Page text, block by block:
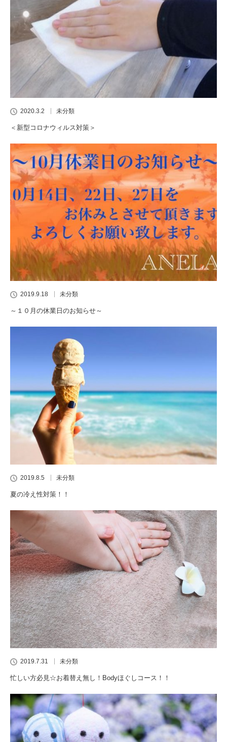
2020.3.2 未分類
＜新型コロナウィルス対策＞
2019.9.18 未分類
～１０月の休業日のお知らせ～
2019.8.5 未分類
夏の冷え性対策！！
2019.7.31 未分類
忙しい方必見☆お着替え無し！Bodyほぐしコース！！